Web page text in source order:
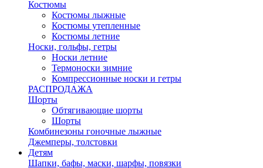
Костюмы
Костюмы лыжные
Костюмы утепленные
Костюмы летние
Носки, гольфы, гетры
Носки летние
Термоноски зимние
Компрессионные носки и гетры
РАСПРОДАЖА
Шорты
Обтягивающие шорты
Шорты
Комбинезоны гоночные лыжные
Джемперы, толстовки
Детям
Шапки, бафы, маски, шарфы, повязки